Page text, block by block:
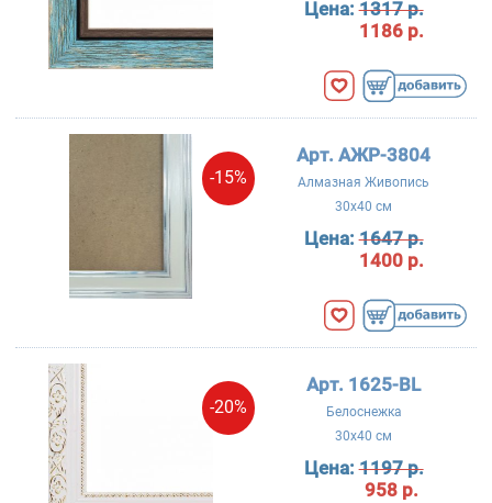
Цена:1317 р.
1186 р.
-15%
Арт. АЖР-3804
Алмазная Живопись
30x40 см
Цена:1647 р.
1400 р.
-20%
Арт. 1625-BL
Белоснежка
30x40 см
Цена:1197 р.
958 р.